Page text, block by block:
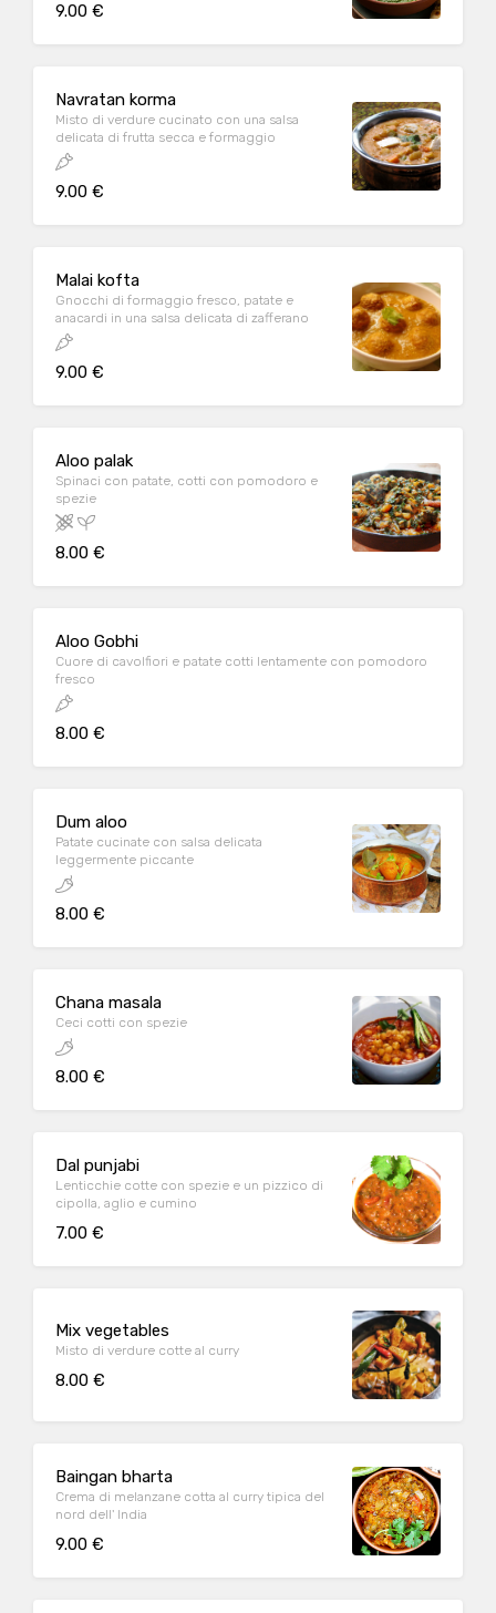
9.00 €
Navratan korma
Misto di verdure cucinato con una salsa
delicata di frutta secca e formaggio
9.00 €
Malai kofta
Gnocchi di formaggio fresco, patate e
anacardi in una salsa delicata di zafferano
9.00 €
Aloo palak
Spinaci con patate, cotti con pomodoro e
spezie
8.00 €
Aloo Gobhi
Cuore di cavolfiori e patate cotti lentamente con pomodoro
fresco
8.00 €
Dum aloo
Patate cucinate con salsa delicata
leggermente piccante
8.00 €
Chana masala
Ceci cotti con spezie
8.00 €
Dal punjabi
Lenticchie cotte con spezie e un pizzico di
cipolla, aglio e cumino
7.00 €
Mix vegetables
Misto di verdure cotte al curry
8.00 €
Baingan bharta
Crema di melanzane cotta al curry tipica del
nord dell' India
9.00 €